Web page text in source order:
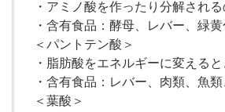
・アミノ酸を作ったり分解され
・含有食品：酵母、レバー、緑
＜パントテン酸＞
・脂肪酸をエネルギーに変える
・含有食品：レバー、肉類、魚
＜葉酸＞